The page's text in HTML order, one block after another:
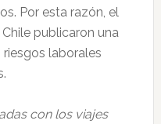
Por esta razón, el
publicaron una
laborales
con los viajes